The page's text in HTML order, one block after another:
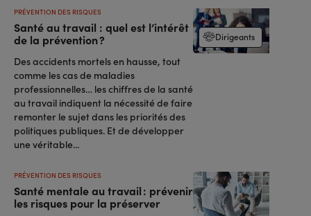
Santé au travail : quel est l’intérêt
de la prévention ?
PRÉVENTION DES RISQUES
Des accidents mortels en hausse, tout
comme les cas de maladies
professionnelles… les chiffres de la santé
au travail indiquent la nécessité de faire
remonter le sujet dans les priorités des
politiques publiques. Et de développer
une véritable...
Dirigeants
Santé mentale au travail : prévenir
les risques pour la préserver
PRÉVENTION DES RISQUES